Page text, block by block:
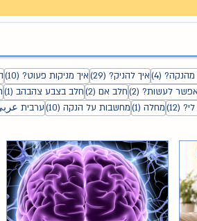
מהנקה? (4) 4 פוסטיםאיך להניק? (29) 29 פוסטים
איך מניקות פעוט? (10)
10
לעשות? (2) 2 פוסטיםחלב אם (2) 2 פוסטיםחלב בצבע צהבהב (1)
(12) 12 פוסטיםמחלה (1) פוסט 1
מחשבות על הנקה (10) 10 פוסטים
ערבית